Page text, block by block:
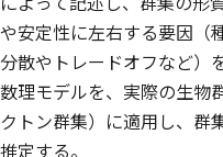
や安定性に左右する要因（
分散やトレードオフなど）
数理モデルを、実際の生物
クトン群集）に適用し、群
推定する。